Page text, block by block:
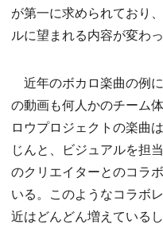
が第一に求められており
ルに望まれる内容が変わ
近年のボカロ楽曲の例
の動画も何人かのチーム
ロウプロジェクトの楽曲
じんと、ビジュアルを担
のクリエイターとのコラ
いる。このようなコラボ
近はどんどん増えている